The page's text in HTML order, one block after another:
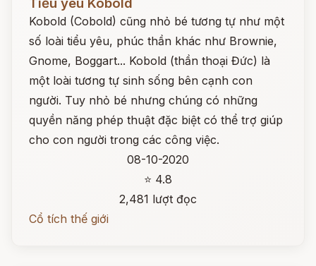
Kobold (Cobold) cũng nhỏ bé tương tự như một
số loài tiểu yêu, phúc thần khác như Brownie,
Gnome, Boggart... Kobold (thần thoại Đức) là
một loài tương tự sinh sống bên cạnh con
người. Tuy nhỏ bé nhưng chúng có những
quyền năng phép thuật đặc biệt có thể trợ giúp
cho con người trong các công việc.
08-10-2020
⭐ 4.8
2,481 lượt đọc
Cổ tích thế giới